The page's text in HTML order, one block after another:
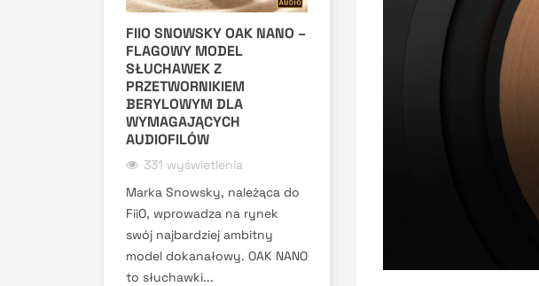
FIIO SNOWSKY OAK NANO –
FLAGOWY MODEL
SŁUCHAWEK Z
PRZETWORNIKIEM
BERYLOWYM DLA
WYMAGAJĄCYCH
AUDIOFILÓW
331 wyświetlenia
Marka Snowsky, należąca do
FiiO, wprowadza na rynek
swój najbardziej ambitny
model dokanałowy. OAK NANO
to słuchawki...